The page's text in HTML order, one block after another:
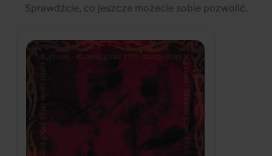
Sprawdźcie, co jeszcze możecie sobie pozwolić.